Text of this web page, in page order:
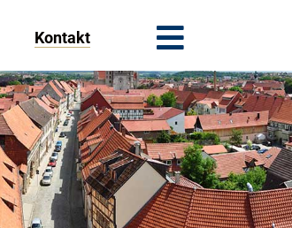
Kontakt